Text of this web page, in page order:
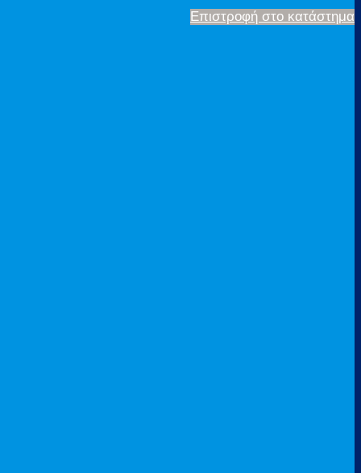
Επιστροφή στο κατάστημα